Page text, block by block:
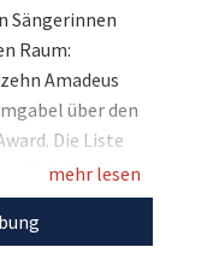
Sängerinnen
Raum:
Amadeus
über den
Die Liste
Stürmer ist
beliebte
zur
mehr lesen